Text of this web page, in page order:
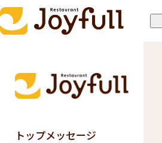
トップメッセージ